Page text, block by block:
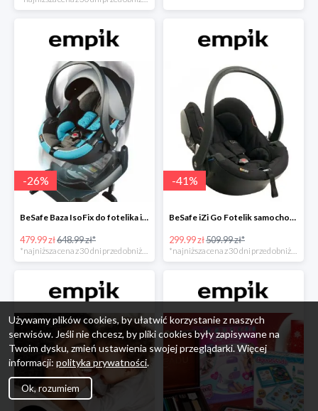
-26%
BeSafe Baza IsoFix do fotelika iZi Go -26%
479.99 zł648.99 zł*
*najniższa cena z 30 dni przed obniżką
-41%
BeSafe iZi Go Fotelik samochodowy, 0-13 kg, Czarny Cab -41%
299.99 zł509.99 zł*
*najniższa cena z 30 dni przed obniżką
Używamy plików cookies, by ułatwić korzystanie z naszych
serwisów. Jeśli nie chcesz, by pliki cookies były zapisywane na
Twoim dysku, zmień ustawienia swojej przeglądarki. Więcej
informacji: polityka prywatności.
Ok, rozumiem